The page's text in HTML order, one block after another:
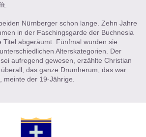
Nürnberger schon lange. Zehn Jahre
in der Faschingsgarde der Buchnesia
Titel abgeräumt. Fünfmal wurden sie
Alterskategorien. Der
aufregend gewesen, erzählte Christian
das ganze Drumherum, das war
meinte der 19-Jährige.